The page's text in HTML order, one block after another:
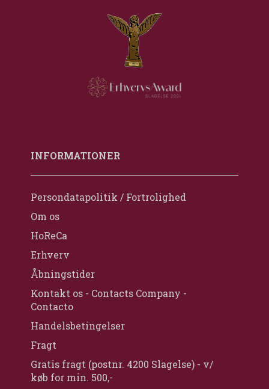
INFORMATIONER
Persondatapolitik / Fortrolighed
Om os
HoReCa
Erhverv
Åbningstider
Kontakt os - Contacts Company -
Contacto
Handelsbetingelser
Fragt
Gratis fragt (postnr. 4200 Slagelse) - v/
køb for min. 500,-